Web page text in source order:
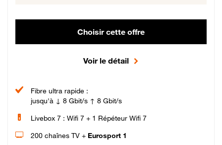
Choisir cette offre
Voir le détail
Fibre ultra rapide :
jusqu'à ↓ 8 Gbit/s ↑ 8 Gbit/s
Livebox 7 : Wifi 7 + 1 Répéteur Wifi 7
200 chaînes TV + Eurosport 1